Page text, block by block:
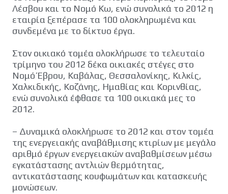
Λέσβου και το Νομό Κω, ενώ συνολικά το 2012 η
εταιρία ξεπέρασε τα 100 ολοκληρωμένα και
συνδεμένα με το δίκτυο έργα.
Στον οικιακό τομέα ολοκλήρωσε το τελευταίο
τρίμηνο του 2012 δέκα οικιακές στέγες στο
Νομό Έβρου, Καβάλας, Θεσσαλονίκης, Κιλκίς,
Χαλκιδικής, Κοζάνης, Ημαθίας και Κορινθίας,
ενώ συνολικά έφθασε τα 100 οικιακά μες το
2012.
– Δυναμικά ολοκλήρωσε το 2012 και στον τομέα
της ενεργειακής αναβάθμισης κτιρίων με μεγάλο
αριθμό έργων ενεργειακών αναβαθμίσεων μέσω
εγκατάστασης αντλιών θερμότητας,
αντικατάστασης κουφωμάτων και κατασκευής
μονώσεων.